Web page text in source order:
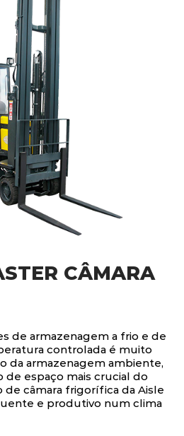
CÂMARA
de armazenagem a frio e de
controlada é muito
da armazenagem ambiente,
de espaço mais crucial do
câmara frigorífica da Aisle
e produtivo num clima